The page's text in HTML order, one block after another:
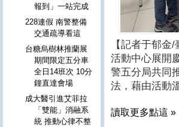
【記者于郁
活動中心展開
警五分局共同
法，藉由活動
讀取更多點這 »
報到」一站完成
228連假 南警整備
交通疏導看這
台糖烏樹林推蘭展
期間限定五分車
全日14班次 10分
鐘直達會場
成大醫引進艾菲拉
「雙能」消融系
統 推動心律不整